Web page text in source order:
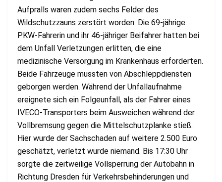
Aufpralls waren zudem sechs Felder des
Wildschutzzauns zerstört worden. Die 69-jährige
PKW-Fahrerin und ihr 46-jähriger Beifahrer hatten bei
dem Unfall Verletzungen erlitten, die eine
medizinische Versorgung im Krankenhaus erforderten.
Beide Fahrzeuge mussten von Abschleppdiensten
geborgen werden. Während der Unfallaufnahme
ereignete sich ein Folgeunfall, als der Fahrer eines
IVECO-Transporters beim Ausweichen während der
Vollbremsung gegen die Mittelschutzplanke stieß.
Hier wurde der Sachschaden auf weitere 2.500 Euro
geschätzt, verletzt wurde niemand. Bis 17:30 Uhr
sorgte die zeitweilige Vollsperrung der Autobahn in
Richtung Dresden für Verkehrsbehinderungen und